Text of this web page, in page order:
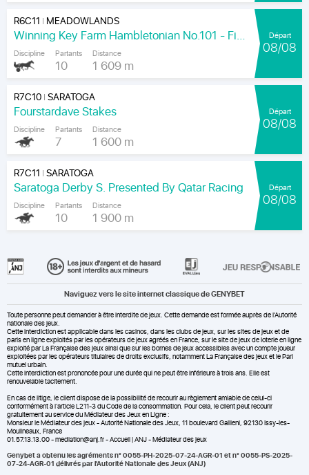
R6C11 | MEADOWLANDS
Winning Key Farm Hambletonian No.101 - Final
Discipline Partants
10
Distance
1 609 m
Départ
08/08
R7C10|SARATOGA
Fourstardave Stakes
Discipline Partants
7
Distance
1 600 m
Départ
08/08
R7C11 |SARATOGA
Saratoga Derby S. Presented By Qatar Racing
Discipline Partants
10
Distance
1 900 m
Départ
08/08
Naviguez vers le site internet classique de GENYBET
Toute personne peut demander à être interdite de jeux. Cette demande est formée auprès de l'Autorité
nationale des jeux.
Cette interdiction est applicable dans les casinos, dans les clubs de jeux, sur les sites de jeux et de
paris en ligne exploités par les opérateurs de jeux agréés en France, sur le site de jeux de loterie en ligne
exploité par La Française des jeux ainsi que sur les bornes de jeux accessibles avec un compte joueur
exploitées par les opérateurs titulaires de droits exclusifs, notamment La Française des jeux et le Pari
mutuel urbain.
Cette interdiction est prononcée pour une durée qui ne peut être inférieure à trois ans. Elle est
renouvelable tacitement.
En cas de litige, le client dispose de la possibilité de recourir au règlement amiable de celui-ci
conformément à l’article L211-3 du Code de la consommation. Pour cela, le client peut recourir
gratuitement au service du Médiateur des Jeux en Ligne :
Monsieur le Médiateur des jeux - Autorité Nationale des Jeux, 11 boulevard Gallieni, 92130 Issy-les-
Moulineaux, France
01.57.13.13.00 - mediation@anj.fr -Accueil | ANJ - Médiateur des jeux
Genybet a obtenu les agréments n° 0055-PH-2025-07-24-AGR-01 et n° 0055-PS-2025-
07-24-AGR-01 délivrés par l'Autorité Nationale des Jeux (ANJ)